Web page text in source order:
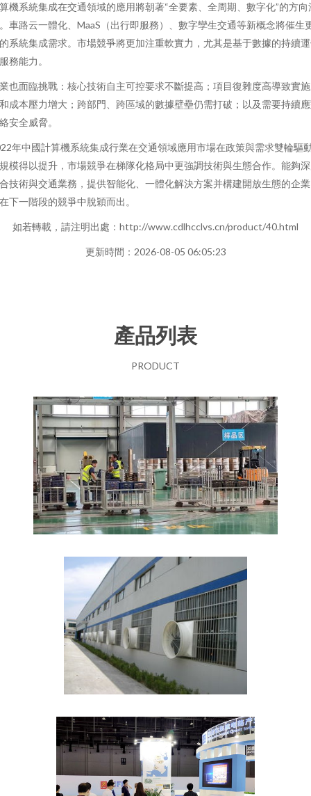
機系統集成在交通領域的應用將朝著“全要素、全周期、數字化”的方向
車路云一體化、MaaS（出行即服務）、數字孿生交通等新概念將催生
系統集成需求。市場競爭將更加注重軟實力，尤其是基于數據的持續
務能力。
也面臨挑戰：核心技術自主可控要求不斷提高；項目復雜度高導致實
成本壓力增大；跨部門、跨區域的數據壁壘仍需打破；以及需要持續
安全威脅。
年中國計算機系統集成行業在交通領域應用市場在政策與需求雙輪驅
模得以提升，市場競爭在梯隊化格局中更強調技術與生態合作。能夠
技術與交通業務，提供智能化、一體化解決方案并構建開放生態的企
下一階段的競爭中脫穎而出。
如若轉載，請注明出處：http://www.cdlhcclvs.cn/product/40.html
更新時間：2026-08-05 06:05:23
產品列表
PRODUCT